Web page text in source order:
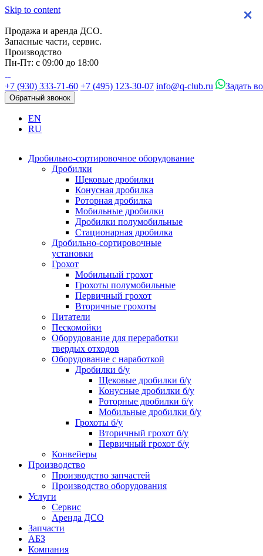
Skip to content
Продажа и аренда ДСО.
Запасные части, сервис.
Производство
Пн-Пт: с 09:00 до 18:00
+7 (930) 333-71-60 +7 (495) 123-30-07 info@q-club.ru Задать
Обратный звонок
EN
RU
Дробильно-сортировочное оборудование
Дробилки
Щековые дробилки
Конусная дробилка
Роторная дробилка
Мобильные дробилки
Дробилки полумобильные
Стационарная дробилка
Дробильно-сортировочные
установки
Грохот
Мобильный грохот
Грохоты полумобильные
Первичный грохот
Вторичные грохоты
Питатели
Пескомойки
Оборудование для переработки
твердых отходов
Оборудование с наработкой
Дробилки б/у
Щековые дробилки б/у
Конусные дробилки б/у
Роторные дробилки б/у
Мобильные дробилки б/у
Грохоты б/у
Вторичный грохот б/у
Первичный грохот б/у
Конвейеры
Производство
Производство запчастей
Производство оборудования
Услуги
Сервис
Аренда ДСО
Запчасти
АБЗ
Компания
×
×
×
×